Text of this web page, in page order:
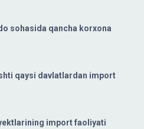
sohasida qancha korxona
qaysi davlatlardan import
import faoliyati